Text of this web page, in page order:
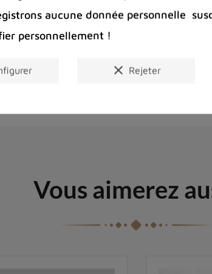
Vous aimerez
aucune donnée personnelle
personnellement !
clear Rejeter